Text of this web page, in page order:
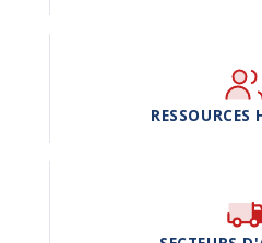
RESSOURCES